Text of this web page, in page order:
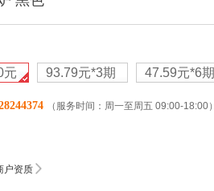
元 93.79元*3期 47.59元*6期
（服务时间：周一至周五 09:00-18:00）
户资质